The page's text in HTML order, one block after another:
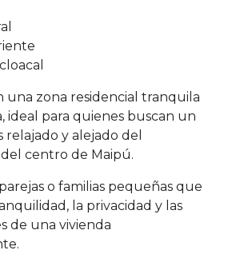
una zona residencial tranquila
ideal para quienes buscan un
y alejado del
centro de Maipú.
o familias pequeñas que
la privacidad y las
de una vivienda